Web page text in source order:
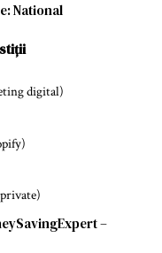
National
digital)
–